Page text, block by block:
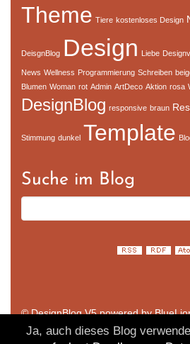
Theme Tiere kostenloses Design
DeisgnBlog Design Liebe
News Wellness Programmierung Schreiben
Blumen Woman rot Admin ArtDeco Aktion rosa
DesignBlog responsive braun
Stimmung dunkel Template
Suche im Blog
© DesignBlog V5 powered by
Ja, auch dieses Blog